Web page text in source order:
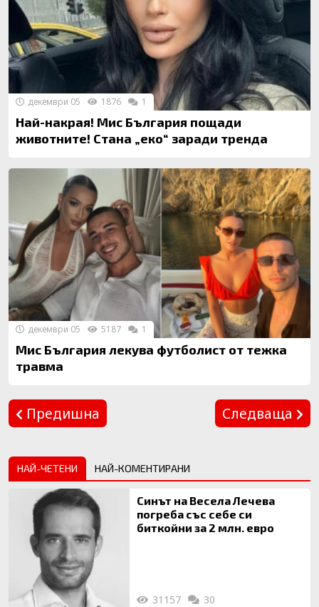
Най-накрая! Мис България пощади
животните! Стана „еко“ заради тренда
декември 05 1876 1
Мис България лекува футболист от тежка
травма
декември 05 5187 1
Предишна Следваща
НАЙ-ЧЕТЕНИ НАЙ-КОМЕНТИРАНИ
Синът на Весела Лечева
погреба със себе си
биткойни за 2 млн. евро
31157 30